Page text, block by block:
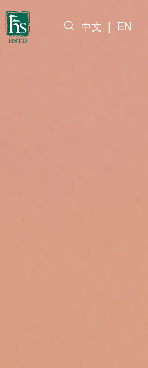
中文 | EN